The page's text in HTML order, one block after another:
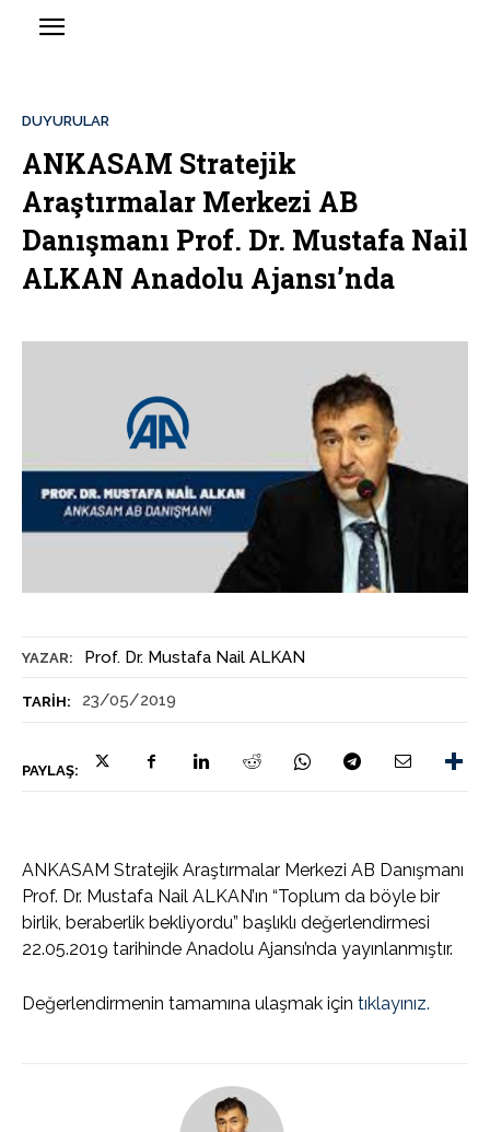
YAZAR: Prof. Dr. Mustafa Nail ALKAN
TARIH: 23/05/2019
PAYLAŞ:
DUYURULAR
ANKASAM Stratejik
Araştırmalar Merkezi AB
Danışmanı Prof. Dr. Mustafa Nail
ALKAN Anadolu Ajansı’nda
ANKASAM Stratejik Araştırmalar Merkezi AB Danışmanı
Prof. Dr. Mustafa Nail ALKAN’ın “Toplum da böyle bir
birlik, beraberlik bekliyordu” başlıklı değerlendirmesi
22.05.2019 tarihinde Anadolu Ajansı’nda yayınlanmıştır.
Değerlendirmenin tamamına ulaşmak için tıklayınız.